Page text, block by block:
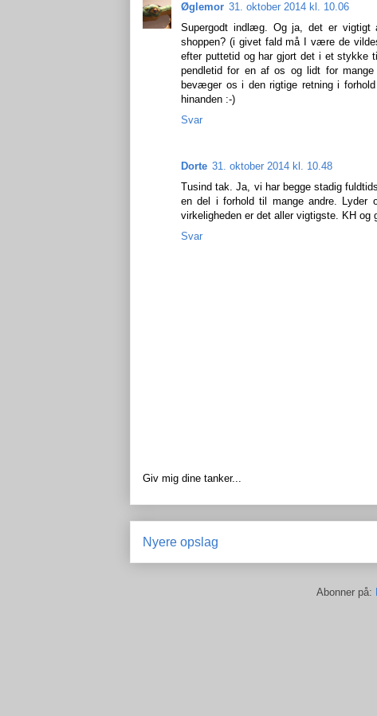
Øglemor 31. oktober 2014 kl. 10.06
Supergodt indlæg. Og ja, det er vigtigt
shoppen? (i givet fald må I være de
efter puttetid og har gjort det i et stykke
pendletid for en af os og lidt for
bevæger os i den rigtige retning i
hinanden :-)
Svar
Dorte 31. oktober 2014 kl. 10.48
Tusind tak. Ja, vi har begge stadig
en del i forhold til mange andre.
virkeligheden er det aller vigtigste. KH og
Svar
Giv mig dine tanker...
Nyere opslag
Abonner på: